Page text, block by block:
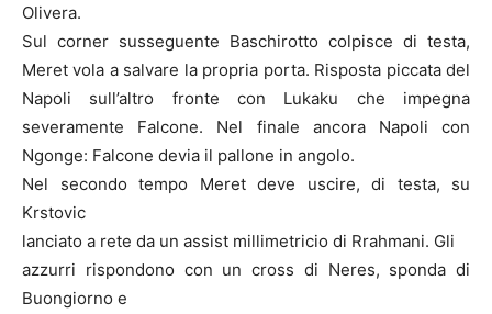
Olivera.
Sul corner susseguente Baschirotto colpisce di testa,
Meret vola a salvare la propria porta. Risposta piccata del
Napoli sull’altro fronte con Lukaku che impegna
severamente Falcone. Nel finale ancora Napoli con
Ngonge: Falcone devia il pallone in angolo.
Nel secondo tempo Meret deve uscire, di testa, su
Krstovic
lanciato a rete da un assist millimetricio di Rrahmani. Gli
azzurri rispondono con un cross di Neres, sponda di
Buongiorno e